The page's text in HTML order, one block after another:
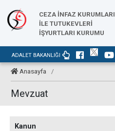
CEZA İNFAZ KURUMLARI
İLE TUTUKEVLERİ
İŞYURTLARI KURUMU
ADALET BAKANLIĞI
Anasayfa /
Mevzuat
Kanun